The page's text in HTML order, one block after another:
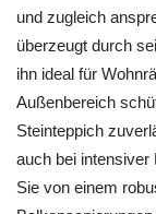
und zugleich
überzeugt durch
ihn ideal für
Außenbereich
Steinteppich
auch bei intensiver
Sie von einem